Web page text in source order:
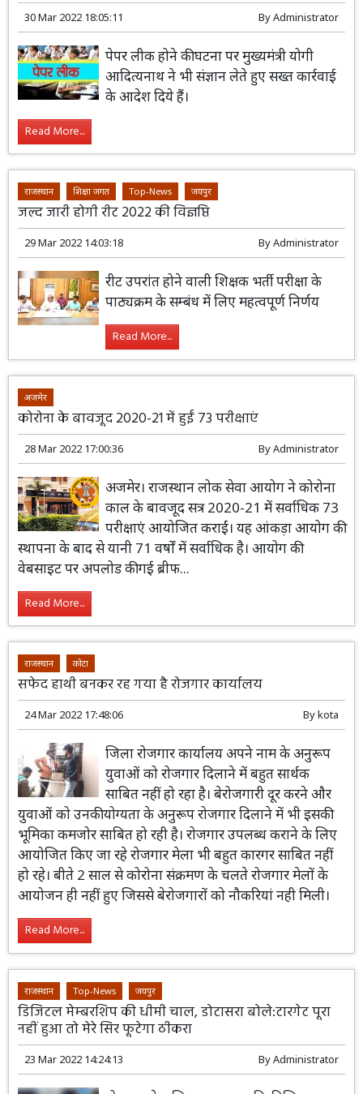
30 Mar 2022 18:05:11 ByAdministrator
पेपर लीक होने की घटना पर मुख्यमंत्री योगी
आदित्यनाथ ने भी संज्ञान लेते हुए सख्त कार्रवाई
के आदेश दिये हैं।
Read More...
राजस्थान शिक्षा जगत Top-News जयपुर
जल्द जारी होगी रीट 2022 की विज्ञप्ति
29 Mar 2022 14:03:18 ByAdministrator
रीट उपरांत होने वाली शिक्षक भर्ती परीक्षा के
पाठ्यक्रम के सम्बंध में लिए महत्वपूर्ण निर्णय
Read More...
अजमेर
कोरोना के बावजूद 2020-21 में हुईं 73 परीक्षाएं
28 Mar 2022 17:00:36 ByAdministrator
अजमेर। राजस्थान लोक सेवा आयोग ने कोरोना
काल के बावजूद सत्र 2020-21 में सर्वाधिक 73
परीक्षाएं आयोजित कराईं। यह आंकड़ा आयोग की
स्थापना के बाद से यानी 71 वर्षों में सर्वाधिक है। आयोग की
वेबसाइट पर अपलोड की गई ब्रीफ...
Read More...
राजस्थान कोटा
सफेद हाथी बनकर रह गया है रोजगार कार्यालय
24 Mar 2022 17:48:06 Bykota
जिला रोजगार कार्यालय अपने नाम के अनुरूप
युवाओं को रोजगार दिलाने में बहुत सार्थक
साबित नहीं हो रहा है। बेरोजगारी दूर करने और
युवाओं को उनकी योग्यता के अनुरूप रोजगार दिलाने में भी इसकी
भूमिका कमजोर साबित हो रही है। रोजगार उपलब्ध कराने के लिए
आयोजित किए जा रहे रोजगार मेला भी बहुत कारगर साबित नहीं
हो रहे। बीते 2 साल से कोरोना संक्रमण के चलते रोजगार मेलों के
आयोजन ही नहीं हुए जिससे बेरोजगारों को नौकरियां नही मिली।
Read More...
राजस्थान Top-News जयपुर
डिजिटल मेम्बरशिप की धीमी चाल, डोटासरा बोले:टारगेट पूरा
नहीं हुआ तो मेरे सिर फूटेगा ठीकरा
23 Mar 2022 14:24:13 ByAdministrator